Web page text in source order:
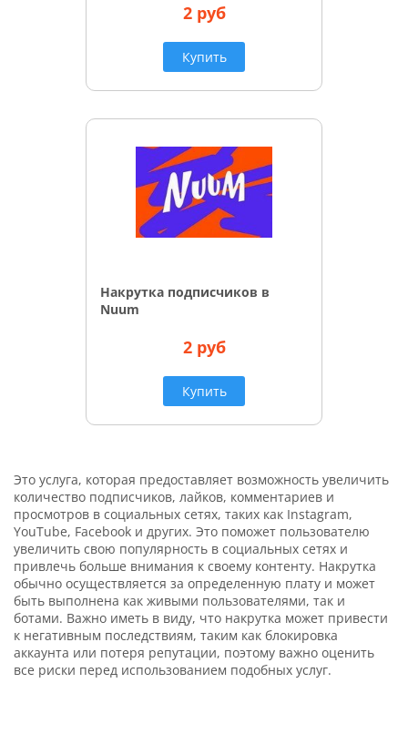
2 руб
Купить
Накрутка подписчиков в
Nuum
2 руб
Купить
Это услуга, которая предоставляет возможность увеличить
количество подписчиков, лайков, комментариев и
просмотров в социальных сетях, таких как Instagram,
YouTube, Facebook и других. Это поможет пользователю
увеличить свою популярность в социальных сетях и
привлечь больше внимания к своему контенту. Накрутка
обычно осуществляется за определенную плату и может
быть выполнена как живыми пользователями, так и
ботами. Важно иметь в виду, что накрутка может привести
к негативным последствиям, таким как блокировка
аккаунта или потеря репутации, поэтому важно оценить
все риски перед использованием подобных услуг.